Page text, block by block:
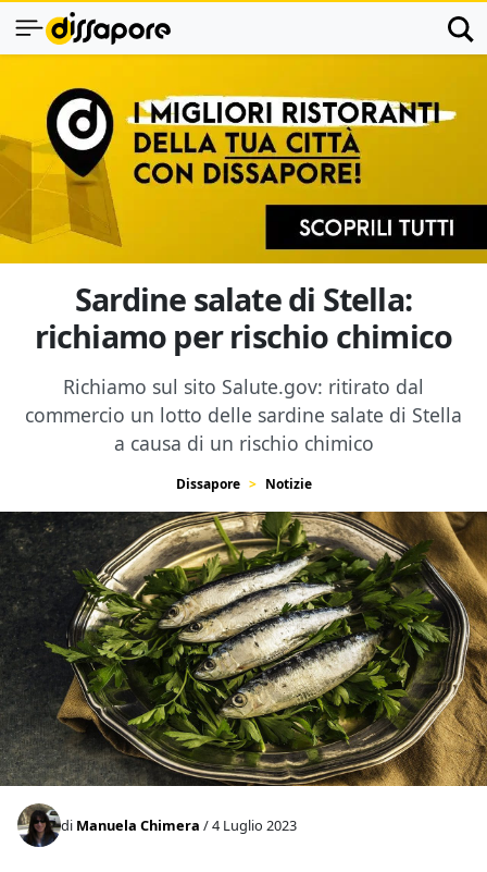
Sardine salate di Stella:
richiamo per rischio chimico
Richiamo sul sito Salute.gov: ritirato dal
commercio un lotto delle sardine salate di Stella
a causa di un rischio chimico
Dissapore Notizie
di Manuela Chimera / 4 Luglio 2023